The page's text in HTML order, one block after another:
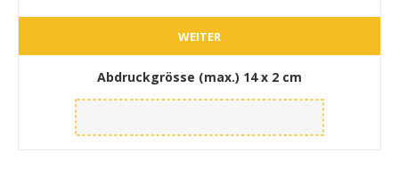
WEITER
Abdruckgrösse (max.) 14 x 2 cm